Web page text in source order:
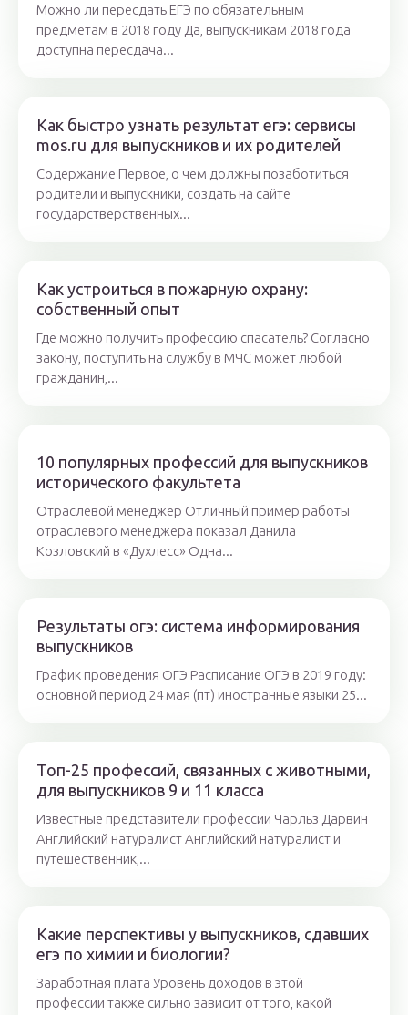
Можно ли пересдать ЕГЭ по обязательным
предметам в 2018 году Да, выпускникам 2018 года
доступна пересдача...
Как быстро узнать результат егэ: сервисы
mos.ru для выпускников и их родителей
Содержание Первое, о чем должны позаботиться
родители и выпускники, создать на сайте
государстверственных...
Как устроиться в пожарную охрану:
собственный опыт
Где можно получить профессию спасатель? Согласно
закону, поступить на службу в МЧС может любой
гражданин,...
10 популярных профессий для выпускников
исторического факультета
Отраслевой менеджер Отличный пример работы
отраслевого менеджера показал Данила
Козловский в «Духлесс» Одна...
Результаты огэ: система информирования
выпускников
График проведения ОГЭ Расписание ОГЭ в 2019 году:
основной период 24 мая (пт) иностранные языки 25...
Топ-25 профессий, связанных с животными,
для выпускников 9 и 11 класса
Известные представители профессии Чарльз Дарвин
Английский натуралист Английский натуралист и
путешественник,...
Какие перспективы у выпускников, сдавших
егэ по химии и биологии?
Заработная плата Уровень доходов в этой
профессии также сильно зависит от того, какой